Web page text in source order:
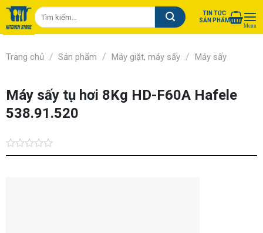
Chuyển
đến
nội
dung
Tìm
kiếm:
TIN TỨC
SẢN PHẨM
Trang chủ / Sản phẩm / Máy giặt, máy sấy / Máy sấy
Máy sấy tụ hơi 8Kg HD-F60A Hafele
538.91.520
Được